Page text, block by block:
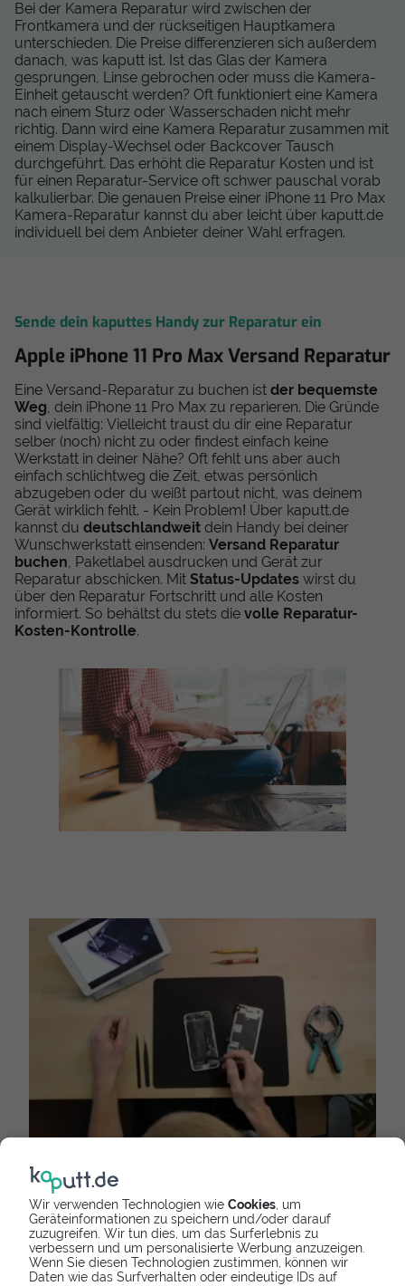
Wir verwenden Technologien wie Cookies , um
Geräteinformationen zu speichern und/oder darauf
zuzugreifen. Wir tun dies, um das Surferlebnis zu
verbessern und um personalisierte Werbung anzuzeigen.
Wenn Sie diesen Technologien zustimmen, können wir
Daten wie das Surfverhalten oder eindeutige IDs auf
Bei der Kamera Reparatur wird zwischen der
Frontkamera und der rückseitigen Hauptkamera
unterschieden. Die Preise differenzieren sich außerdem
danach, was kaputt ist. Ist das Glas der Kamera
gesprungen, Linse gebrochen oder muss die Kamera-
Einheit getauscht werden? Oft funktioniert eine Kamera
nach einem Sturz oder Wasserschaden nicht mehr
richtig. Dann wird eine Kamera Reparatur zusammen mit
einem Display-Wechsel oder Backcover Tausch
durchgeführt. Das erhöht die Reparatur Kosten und ist
für einen Reparatur-Service oft schwer pauschal vorab
kalkulierbar. Die genauen Preise einer iPhone 11 Pro Max
Kamera-Reparatur kannst du aber leicht über kaputt.de
individuell bei dem Anbieter deiner Wahl erfragen.
Sende dein kaputtes Handy zur Reparatur ein
Apple iPhone 11 Pro Max Versand Reparatur
Eine Versand-Reparatur zu buchen ist der bequemste
Weg , dein iPhone 11 Pro Max zu reparieren. Die Gründe
sind vielfältig: Vielleicht traust du dir eine Reparatur
selber (noch) nicht zu oder findest einfach keine
Werkstatt in deiner Nähe? Oft fehlt uns aber auch
einfach schlichtweg die Zeit, etwas persönlich
abzugeben oder du weißt partout nicht, was deinem
Gerät wirklich fehlt. - Kein Problem! Über kaputt.de
kannst du deutschlandweit dein Handy bei deiner
Wunschwerkstatt einsenden: Versand Reparatur
buchen , Paketlabel ausdrucken und Gerät zur
Reparatur abschicken. Mit Status-Updates wirst du
über den Reparatur Fortschritt und alle Kosten
informiert. So behältst du stets die volle Reparatur-
Kosten-Kontrolle.
Mit Video Tutorial Schritt-für-Schritt zum Erfolg
iPhone 11 Pro Max selber reparieren -
kostenlose Anleitungen
Selber reparieren ist immer nochdie günstigste